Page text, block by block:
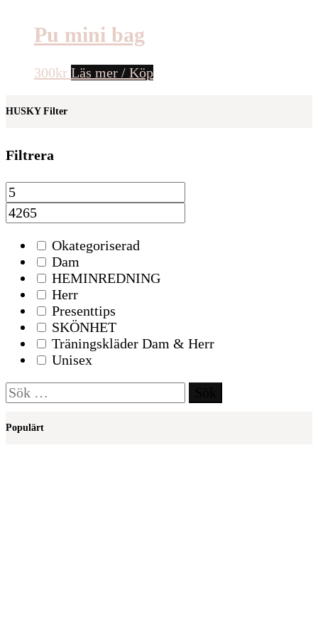
Pu mini bag
300kr Läs mer / Köp
HUSKY Filter
Filtrera
Okategoriserad
Dam
HEMINREDNING
Herr
Presenttips
SKÖNHET
Träningskläder Dam & Herr
Unisex
Sök
efter:
Populärt